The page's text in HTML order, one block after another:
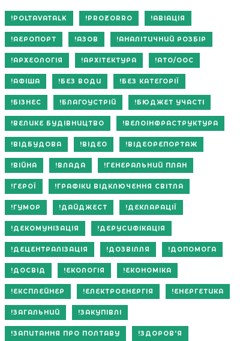
POLTAVATALK PROZORRO АВІАЦІЯ
АЕРОПОРТ АЗОВ АНАЛІТИЧНИЙ РОЗБІР
АРХЕОЛОГІЯ АРХІТЕКТУРА АТО/ООС
АФІША БЕЗ ВОДИ БЕЗ КАТЕГОРІЇ
БІЗНЕС БЛАГОУСТРІЙ БЮДЖЕТ УЧАСТІ
ВЕЛИКЕ БУДІВНИЦТВО ВЕЛОІНФРАСТРУКТУРА
ВІДБУДОВА ВІДЕО ВІДЕОРЕПОРТАЖ
ВІЙНА ВЛАДА ГЕНЕРАЛЬНИЙ ПЛАН
ГЕРОЇ ГРАФІКИ ВІДКЛЮЧЕННЯ СВІТЛА
ГУМОР ДАЙДЖЕСТ ДЕКЛАРАЦІЇ
ДЕКОМУНІЗАЦІЯ ДЕРУСИФІКАЦІЯ
ДЕЦЕНТРАЛІЗАЦІЯ ДОЗВІЛЛЯ ДОПОМОГА
ДОСВІД ЕКОЛОГІЯ ЕКОНОМІКА
ЕКСПЛЕЙНЕР ЕЛЕКТРОЕНЕРГІЯ ЕНЕРГЕТИКА
ЗАГАЛЬНИЙ ЗАКУПІВЛІ
ЗАПИТАННЯ ПРО ПОЛТАВУ ЗДОРОВ'Я